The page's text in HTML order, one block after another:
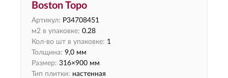
Boston Topo
Артикул: P34708451
м2 в упаковке: 0.28
Кол-во шт в упаковке: 1
Толщина: 9,0 мм
Размер: 316×900 мм
Тип плитки: настенная